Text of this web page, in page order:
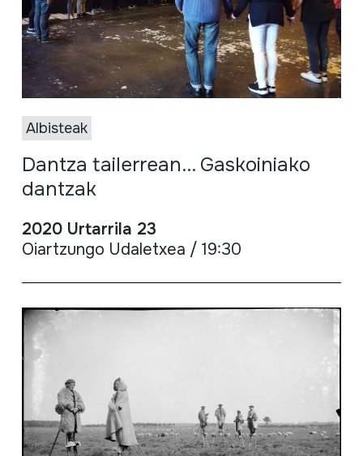
Albisteak
Dantza tailerrean... Gaskoiniako
dantzak
2020 Urtarrila 23
Oiartzungo Udaletxea / 19:30